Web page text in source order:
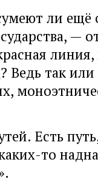
ли ещё
—
линия,
Ведь так
Есть
то